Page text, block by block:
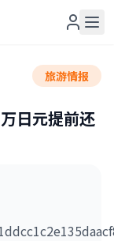
旅游情报
日元提前还